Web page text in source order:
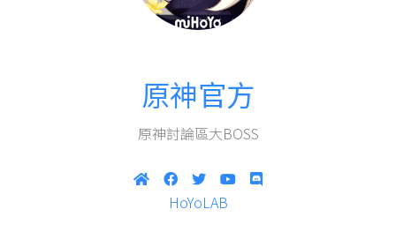
原神官方
原神討論區大BOSS
HoYoLAB